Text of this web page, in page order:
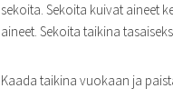
sekoita. Sekoita kuivat aineet
aineet. Sekoita taikina
Kaada taikina vuokaan ja